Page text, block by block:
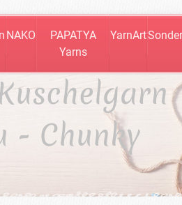
NAKO
PAPATYA
Yarns
YarnArt
- Chunky